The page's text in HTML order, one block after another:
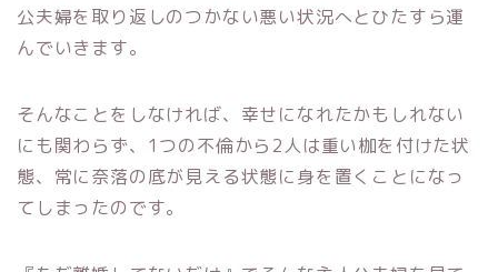
公夫婦を取り返しのつかない悪い状況へとひたすら運
んでいきます。
そんなことをしなければ、幸せになれたかもしれない
にも関わらず、1つの不倫から2人は重い枷を付けた状
態、常に奈落の底が見える状態に身を置くことになっ
てしまったのです。